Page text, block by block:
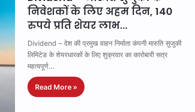
निवेशकों के लिए अहम दिन, 140
रुपये प्रति शेयर लाभ…
Dividend – देश की प्रमुख वाहन निर्माता कंपनी मारुति सुजुकी
लिमिटेड के शेयरधारकों के लिए शुक्रवार का कारोबारी सत्र
महत्वपूर्ण…
Read More »